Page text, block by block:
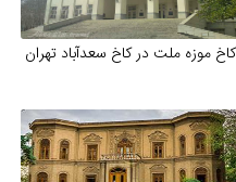
كاخ موزه ملت در کاخ سعدآباد تهران